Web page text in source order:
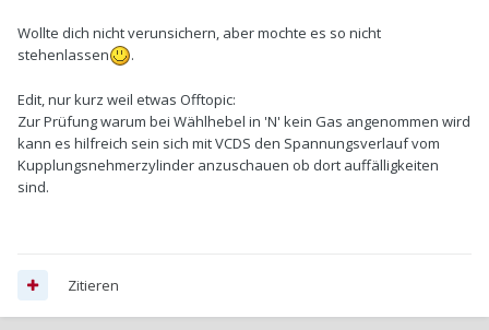
Wollte dich nicht verunsichern, aber mochte es so nicht
stehenlassen
.
Edit, nur kurz weil etwas Offtopic:
Zur Prüfung warum bei Wählhebel in 'N' kein Gas angenommen wird
kann es hilfreich sein sich mit VCDS den Spannungsverlauf vom
Kupplungsnehmerzylinder anzuschauen ob dort auffälligkeiten
sind.
Zitieren